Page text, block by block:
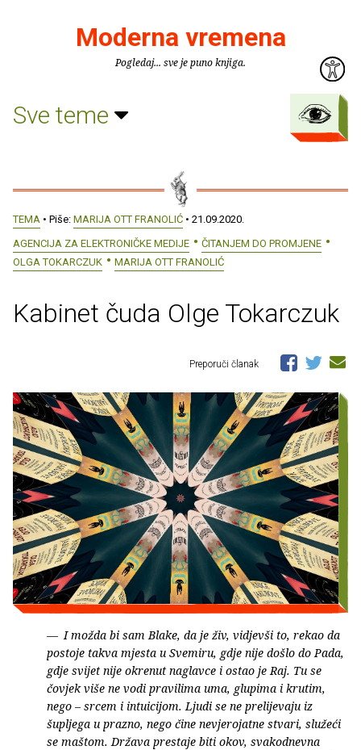
Moderna vremena
Pogledaj... sve je puno knjiga.
Sve teme
TEMA • Piše: MARIJA OTT FRANOLIĆ • 21.09.2020.
AGENCIJA ZA ELEKTRONIČKE MEDIJE
ČITANJEM DO PROMJENE
OLGA TOKARCZUK
MARIJA OTT FRANOLIĆ
Kabinet čuda Olge Tokarczuk
Preporuči članak
I možda bi sam Blake, da je živ, vidjevši to, rekao da
postoje takva mjesta u Svemiru, gdje nije došlo do Pada,
gdje svijet nije okrenut naglavce i ostao je Raj. Tu se
čovjek više ne vodi pravilima uma, glupima i krutim,
nego – srcem i intuicijom. Ljudi se ne prelijevaju iz
šupljega u prazno, nego čine nevjerojatne stvari, služeći
se maštom. Država prestaje biti okov, svakodnevna